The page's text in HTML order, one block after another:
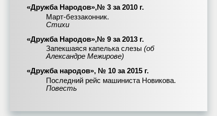
«Дружба Народов»,№ 3 за 2010 г.
Март-беззаконник.
Стихи
«Дружба Народов»,№ 9 за 2013 г.
Запекшаяся капелька слезы (об
Александре Межирове)
«Дружба народов», № 10 за 2015 г.
Последний рейс машиниста Новикова.
Повесть